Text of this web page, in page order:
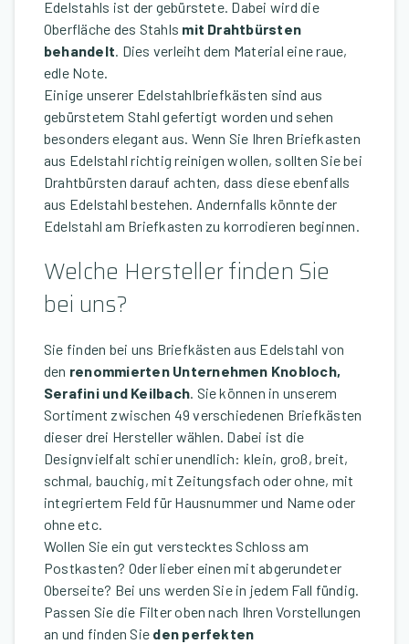
Edelstahls ist der gebürstete. Dabei wird die
Oberfläche des Stahls mit Drahtbürsten
behandelt . Dies verleiht dem Material eine raue,
edle Note.
Einige unserer Edelstahlbriefkästen sind aus
gebürstetem Stahl gefertigt worden und sehen
besonders elegant aus. Wenn Sie Ihren Briefkasten
aus Edelstahl richtig reinigen wollen, sollten Sie bei
Drahtbürsten darauf achten, dass diese ebenfalls
aus Edelstahl bestehen. Andernfalls könnte der
Edelstahl am Briefkasten zu korrodieren beginnen.
Welche Hersteller finden Sie
bei uns?
Sie finden bei uns Briefkästen aus Edelstahl von
den renommierten Unternehmen Knobloch,
Serafini und Keilbach. Sie können in unserem
Sortiment zwischen 49 verschiedenen Briefkästen
dieser drei Hersteller wählen. Dabei ist die
Designvielfalt schier unendlich: klein, groß, breit,
schmal, bauchig, mit Zeitungsfach oder ohne, mit
integriertem Feld für Hausnummer und Name oder
ohne etc.
Wollen Sie ein gut verstecktes Schloss am
Postkasten? Oder lieber einen mit abgerundeter
Oberseite? Bei uns werden Sie in jedem Fall fündig.
Passen Sie die Filter oben nach Ihren Vorstellungen
an und finden Sie den perfekten